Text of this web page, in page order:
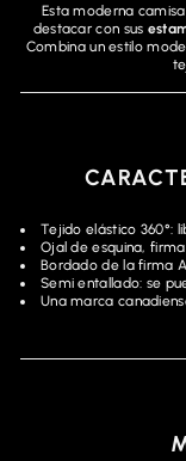
Esta moderna
destacar con sus
Combina un estilo
Tejido elástico 360°:
Ojal de esquina,
Bordado de la firma
Semi entallado: se
Una marca